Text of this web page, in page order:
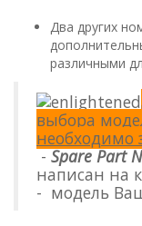
Два других
различными
выбора
необходимо
-Spare Part
написан на
- модель